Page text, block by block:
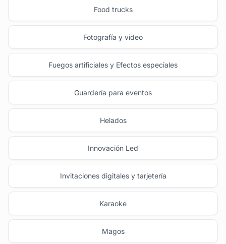
Food trucks
Fotografía y video
Fuegos artificiales y Efectos especiales
Guardería para eventos
Helados
Innovación Led
Invitaciones digitales y tarjetería
Karaoke
Magos